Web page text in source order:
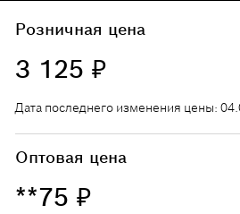
Розничная цена
3 125 ₽
Дата последнего изменения цены:
Оптовая цена
**75 ₽